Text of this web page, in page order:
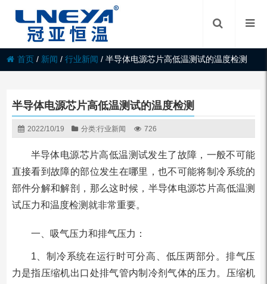
首页 / 新闻 /行业新闻 /半导体电源芯片高低温测试的温度检测
半导体电源芯片高低温测试的温度检测
2022/10/19 分类:行业新闻 726
半导体电源芯片高低温测试发生了故障，一般不可能
直接看到故障的部位发生在哪里，也不可能将制冷系统的
部件分解和解剖，那么这时候，半导体电源芯片高低温测
试压力和温度检测就非常重要。
一、吸气压力和排气压力：
1、制冷系统在运行时可分高、低压两部分。排气压
力是指压缩机出口处排气管内制冷剂气体的压力。压缩机